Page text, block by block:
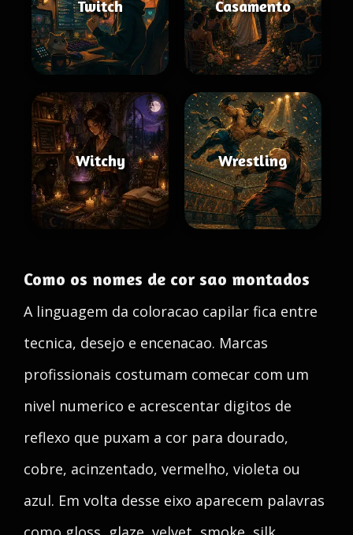
Twitch Casamento
Witchy Wrestling
Como os nomes de cor sao montados
A linguagem da coloracao capilar fica entre
tecnica, desejo e encenacao. Marcas
profissionais costumam comecar com um
nivel numerico e acrescentar digitos de
reflexo que puxam a cor para dourado,
cobre, acinzentado, vermelho, violeta ou
azul. Em volta desse eixo aparecem palavras